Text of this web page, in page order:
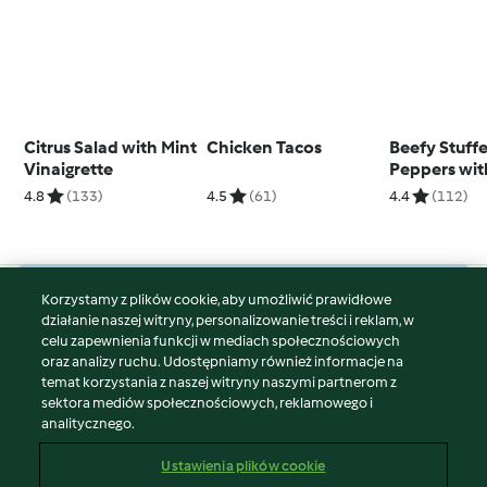
Citrus Salad with Mint
Vinaigrette
4.8 (133)
Chicken Tacos
4.5 (61)
Beefy
Peppers
Sauce
4.4 (112)
© Copyright 2026
Warunki korzystania
Polityka prywatności
Disclaimer
Znak wydawcy
Korzystamy z plików cookie, aby umożliwić prawidłowe
działanie naszej witryny, personalizowanie treści i reklam, w
celu zapewnienia funkcji w mediach społecznościowych
oraz analizy ruchu. Udostępniamy również informacje na
temat korzystania z naszej witryny naszymi partnerom z
sektora mediów społecznościowych, reklamowego i
analitycznego.
Ustawienia plików cookie